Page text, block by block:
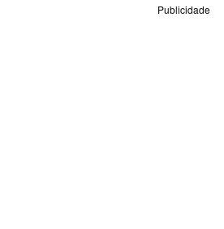
Publicidade